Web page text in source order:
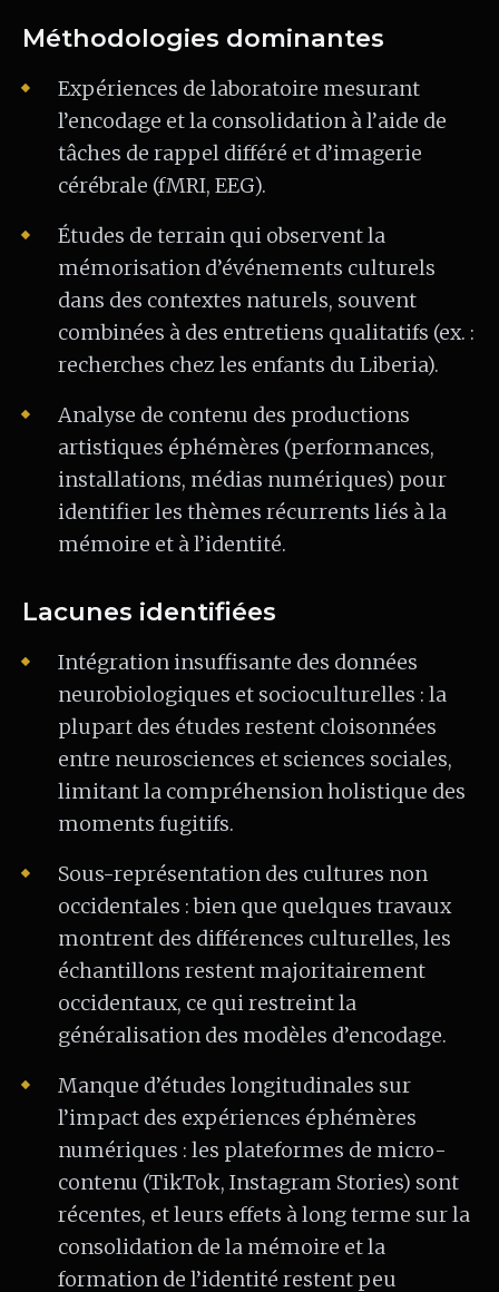
Méthodologies dominantes
Expériences de laboratoire mesurant
l’encodage et la consolidation à l’aide de
tâches de rappel différé et d’imagerie
cérébrale (fMRI, EEG).
Études de terrain qui observent la
mémorisation d’événements culturels
dans des contextes naturels, souvent
combinées à des entretiens qualitatifs (ex. :
recherches chez les enfants du Liberia).
Analyse de contenu des productions
artistiques éphémères (performances,
installations, médias numériques) pour
identifier les thèmes récurrents liés à la
mémoire et à l’identité.
Lacunes identifiées
Intégration insuffisante des données
neurobiologiques et socioculturelles : la
plupart des études restent cloisonnées
entre neurosciences et sciences sociales,
limitant la compréhension holistique des
moments fugitifs.
Sous-représentation des cultures non
occidentales : bien que quelques travaux
montrent des différences culturelles, les
échantillons restent majoritairement
occidentaux, ce qui restreint la
généralisation des modèles d’encodage.
Manque d’études longitudinales sur
l’impact des expériences éphémères
numériques : les plateformes de micro-
contenu (TikTok, Instagram Stories) sont
récentes, et leurs effets à long terme sur la
consolidation de la mémoire et la
formation de l’identité restent peu